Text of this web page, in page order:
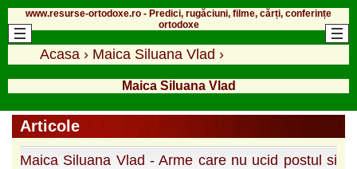
www.resurse-ortodoxe.ro - Predici, rugăciuni, filme, cărți, conferințe
ortodoxe
Acasa › Maica Siluana Vlad ›
Maica Siluana Vlad
Articole
Maica Siluana Vlad - Arme care nu ucid postul si